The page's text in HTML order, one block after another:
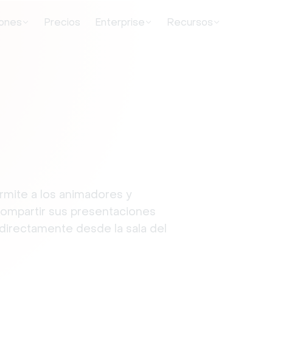
Precios Enterprise Recursos
a los animadores y
sus presentaciones
desde la sala del